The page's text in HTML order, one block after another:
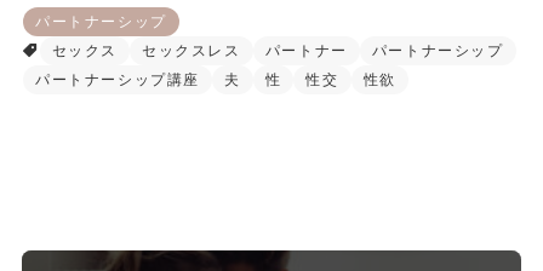
パートナーシップ
セックス
セックスレス パートナー
パートナーシップ
パートナーシップ講座
夫 性 性交 性欲